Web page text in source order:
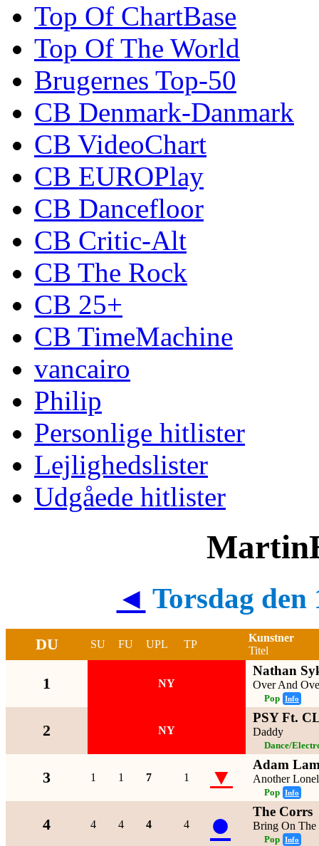
Top Of ChartBase
Top Of The World
Brugernes Top-50
CB Denmark-Danmark
CB VideoChart
CB EUROPlay
CB Dancefloor
CB Critic-Alt
CB The Rock
CB 25+
CB TimeMachine
vancairo
Philip
Personlige hitlister
Lejlighedslister
Udgåede hitlister
◄ Torsdag den
DU SU FU UPL TP
Kunstner
Titel
1 NY
Nathan
Over And
Pop Info
2 NY
PSY Ft.
Daddy
Dance/
3 1 1 7 1 ▼ Adam
Another
Pop Info
4 4 4 4 4 ● The Corrs
Bring On
Pop Info